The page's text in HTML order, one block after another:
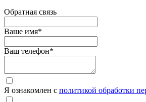
Обратная связь
Ваше имя*
Ваш телефон*
Я ознакомлен с политикой обработки